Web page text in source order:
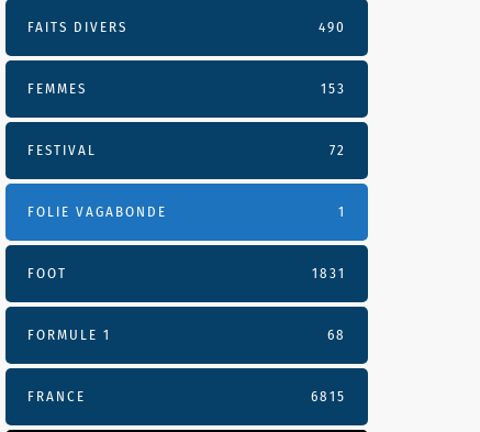
FAITS DIVERS 490
FEMMES 153
FESTIVAL 72
FOLIE VAGABONDE 1
FOOT 1831
FORMULE 1 68
FRANCE 6815